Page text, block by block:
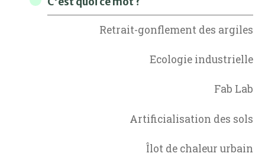
Retrait-gonflement des argiles
Ecologie industrielle
Fab Lab
Artificialisation des sols
Îlot de chaleur urbain